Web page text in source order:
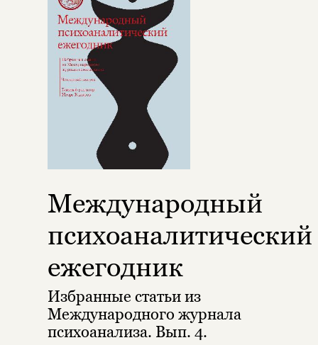
Международный
психоаналитический
ежегодник
Избранные статьи из
Международного журнала
психоанализа. Вып. 4.